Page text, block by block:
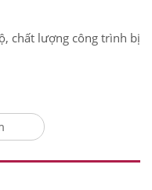
chất lượng công trình bị